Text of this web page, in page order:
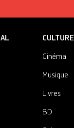
CULTURE
Cinéma
Musique
Livres
BD